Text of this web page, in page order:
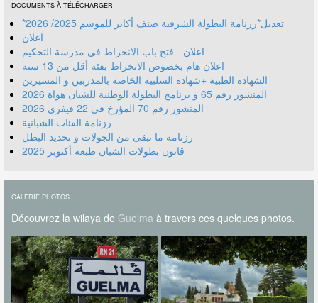
DOCUMENTS À TÉLÉCHARGER
*تعديل*رزنامة البطولة الشرفية صنف أكابر للموسم 2025/ 2026
اعلان
اعلان - فتح باب الانخراط في مدرسة التحكيم
اعلان هام بخصوص الانخراط بفئة أقل من 13 سنة
الشهادة الطبية +شهادة السلبية الخاصة بالمدربين و المسيرين
المنشور رقم 70 المؤرخ في 22 فيفري 2026
رزنامة الفئات الشبانية
رزنامة ما تبقى من الجولات و تحديد البطل
قانون بطولات الشبان طبعة أكتوبر 2025
GALERIE PHOTOS
Découvrez la wilaya de Guelmaà travers ces quelques photos.